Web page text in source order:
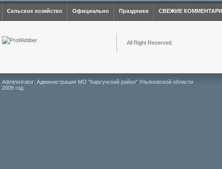
Сельское хозяйство Официально Праздники СВЕЖИЕ
All Right Reserved.
Administrator: Администрация МО "Карсунский район" Ульяновской области
2009 год